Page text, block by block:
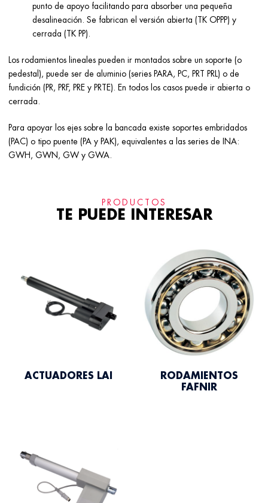
punto de apoyo facilitando para absorber una pequeña
desalineación. Se fabrican el versión abierta (TK OPPP) y
cerrada (TK PP).
Los rodamientos lineales pueden ir montados sobre un soporte (o
pedestal), puede ser de aluminio (series PARA, PC, PRT PRL) o de
fundición (PR, PRF, PRE y PRTE). En todos los casos puede ir abierta o
cerrada.
Para apoyar los ejes sobre la bancada existe soportes embridados
(PAC) o tipo puente (PA y PAK), equivalentes a las series de INA:
GWH, GWN, GW y GWA.
PRODUCTOS
TE PUEDE INTERESAR
ACTUADORES LAI
RODAMIENTOS
FAFNIR